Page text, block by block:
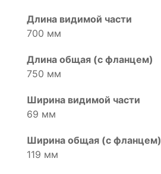
Длина видимой части
700 мм
Длина общая (с фланцем)
750 мм
Ширина видимой части
69 мм
Ширина общая (с фланцем)
119 мм